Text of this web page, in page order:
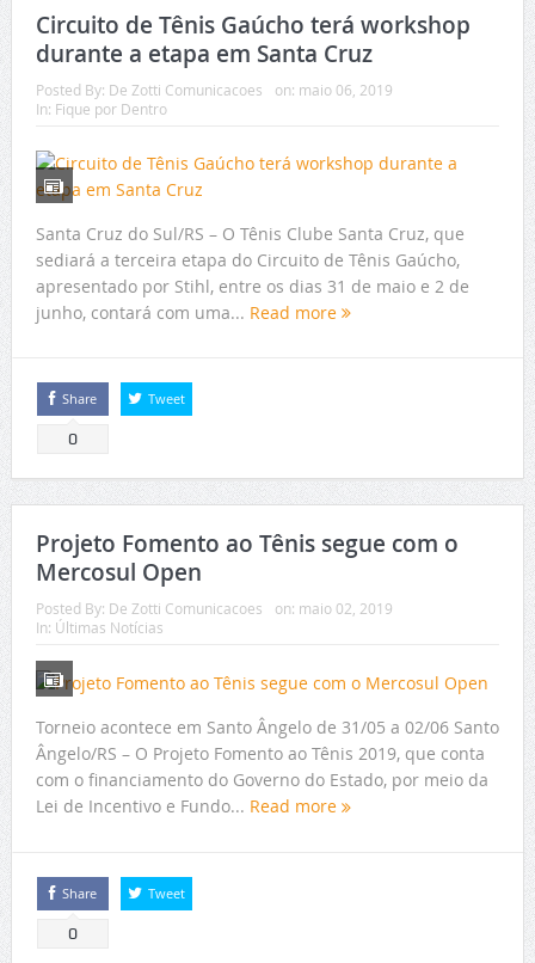
Circuito de Tênis Gaúcho terá workshop
durante a etapa em Santa Cruz
Posted By: De Zotti Comunicacoes on: maio 06, 2019
In: Fique por Dentro
Santa Cruz do Sul/RS – O Tênis Clube Santa Cruz, que
sediará a terceira etapa do Circuito de Tênis Gaúcho,
apresentado por Stihl, entre os dias 31 de maio e 2 de
junho, contará com uma... Read more
Share
0
Tweet
Projeto Fomento ao Tênis segue com o
Mercosul Open
Posted By: De Zotti Comunicacoes on: maio 02, 2019
In: Últimas Notícias
Torneio acontece em Santo Ângelo de 31/05 a 02/06 Santo
Ângelo/RS – O Projeto Fomento ao Tênis 2019, que conta
com o financiamento do Governo do Estado, por meio da
Lei de Incentivo e Fundo... Read more
Share
0
Tweet